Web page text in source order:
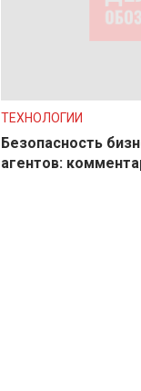
ТЕХНОЛОГИИ
Безопасность
агентов: